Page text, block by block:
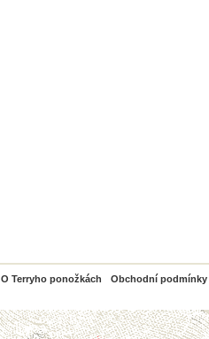
O Terryho ponožkách Obchodní podmínky
PayPal